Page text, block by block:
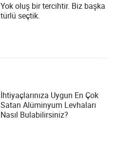
Yok oluş bir tercihtir. Biz başka
türlü seçtik.
İhtiyaçlarınıza Uygun En Çok
Satan Alüminyum Levhaları
Nasıl Bulabilirsiniz?